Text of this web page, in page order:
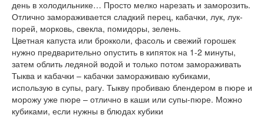
день в холодильнике… Просто мелко нарезать и заморозить.
Отлично замораживается сладкий перец, кабачки, лук, лук-
порей, морковь, свекла, помидоры, зелень.
Цветная капуста или брокколи, фасоль и свежий горошек
нужно предварительно опустить в кипяток на 1-2 минуты,
затем облить ледяной водой и только потом замораживать
Тыква и кабачки – кабачки замораживаю кубиками,
использую в супы, рагу. Тыкву пробиваю блендером в пюре и
морожу уже пюре – отлично в каши или супы-пюре. Можно
кубиками, если нужны в блюдах кубики